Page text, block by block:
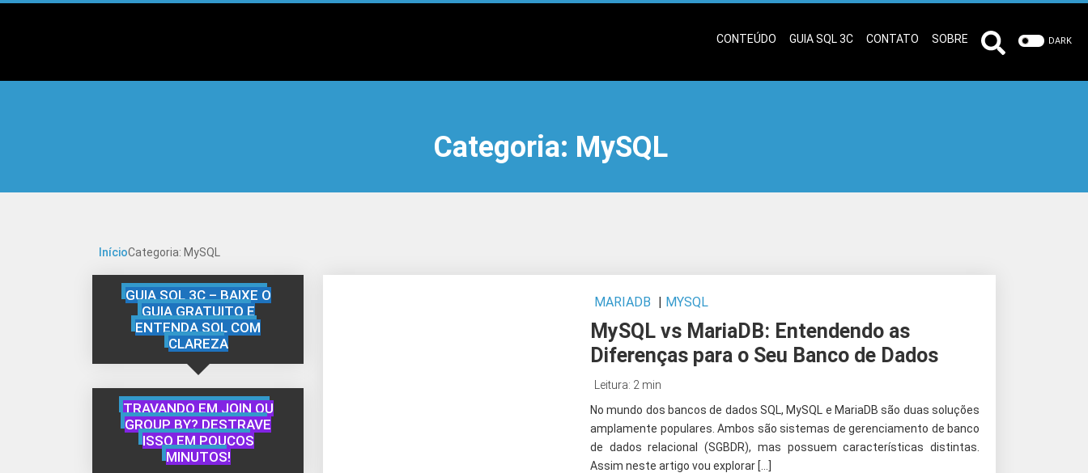
CONTEÚDO GUIA SQL 3C CONTATO SOBRE DARK
Categoria: MySQL
InícioCategoria: MySQL
MARIADB | MYSQL
MySQL vs MariaDB: Entendendo as
Diferenças para o Seu Banco de Dados
Leitura: 2 min
No mundo dos bancos de dados SQL, MySQL e MariaDB são duas soluções
amplamente populares. Ambos são sistemas de gerenciamento de banco
de dados relacional (SGBDR), mas possuem características distintas.
Assim neste artigo vou explorar […]
GUIA SQL 3C – BAIXE O
GUIA GRATUITO E
ENTENDA SQL COM
CLAREZA
TRAVANDO EM JOIN OU
GROUP BY? DESTRAVE
ISSO EM POUCOS
MINUTOS!